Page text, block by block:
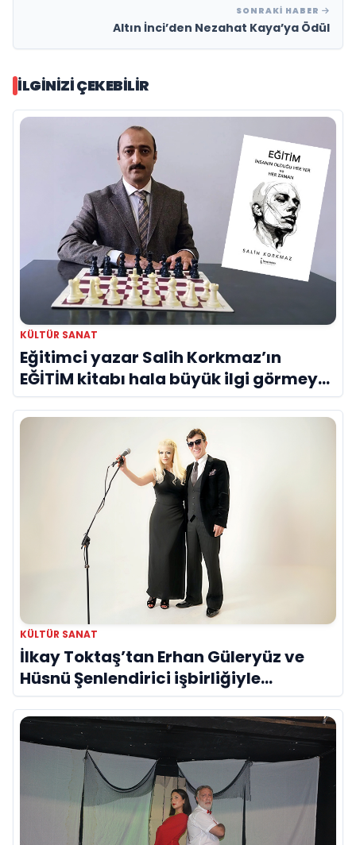
SONRAKI HABER
Altın İnci’den Nezahat Kaya’ya Ödül
İLGINIZI ÇEKEBILIR
KÜLTÜR SANAT
Eğitimci yazar Salih Korkmaz’ın
EĞİTİM kitabı hala büyük ilgi görmeye
devam ediyor
KÜLTÜR SANAT
İlkay Toktaş’tan Erhan Güleryüz ve
Hüsnü Şenlendirici işbirliğiyle
duygusal bir aşk manifestosu: “Deliler
Gibi”